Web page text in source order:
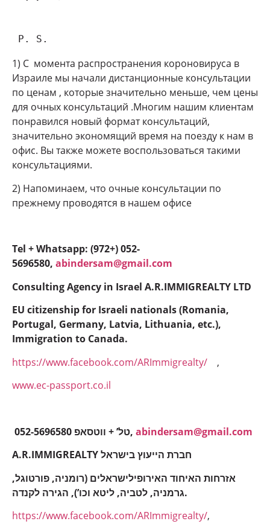
P. S.
1) С момента распространения короновируса в
Израиле мы начали дистанционные консультации
по ценам , которые значительно меньше, чем цены
для очных консультаций .Многим нашим клиентам
понравился новый формат консультаций,
значительно экономящий время на поезду к нам в
офис. Вы также можете воспользоваться такими
консультациями.
2) Напоминаем, что очные консультации по
прежнему проводятся в нашем офисе
Tel + Whatsapp: (972+) 052-
5696580, abindersam@gmail.com
Consulting Agency in Israel A.R.IMMIGREALTY LTD
EU citizenship for Israeli nationals (Romania,
Portugal, Germany, Latvia, Lithuania, etc.),
Immigration to Canada.
https://www.facebook.com/ARImmigrealty/ ,
www.ec-passport.co.il
052-5696580 טל’ + ווטסאפ, abindersam@gmail.com
A.R.IMMIGREALTY חברת הייעוץ בישראל
אזרחות האיחוד האירופילישראלים (רומניה, פורטוגל,
גרמניה, לטביה, ליטא וכו’), הגירה לקנדה.
https://www.facebook.com/ARImmigrealty/,